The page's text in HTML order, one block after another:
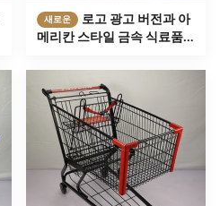
새로운
로고 광고 버전과 아
메리칸 스타일 금속 식료품
량